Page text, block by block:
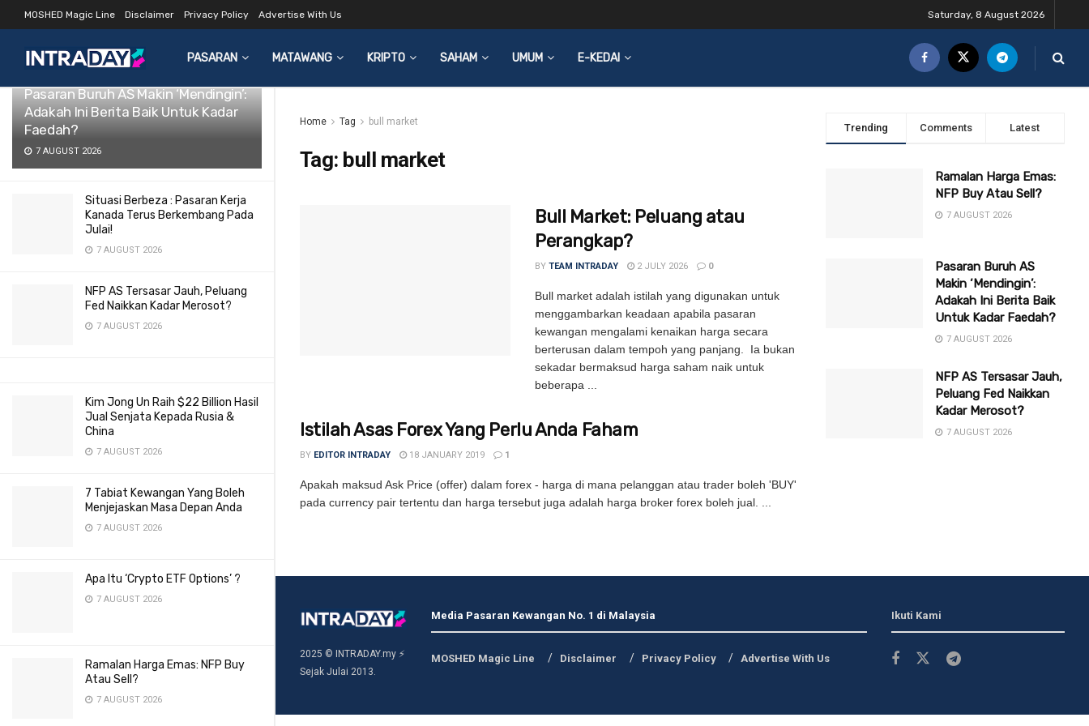
LATEST TRENDING Filter
Pasaran Buruh AS Makin ‘Mendingin’:
Adakah Ini Berita Baik Untuk Kadar
Faedah?
7 AUGUST 2026
Situasi Berbeza : Pasaran Kerja
Kanada Terus Berkembang Pada
Julai!
7 AUGUST 2026
NFP AS Tersasar Jauh, Peluang
Fed Naikkan Kadar Merosot?
7 AUGUST 2026
Kim Jong Un Raih $22 Billion Hasil
Jual Senjata Kepada Rusia &
China
7 AUGUST 2026
7 Tabiat Kewangan Yang Boleh
Menjejaskan Masa Depan Anda
7 AUGUST 2026
Apa Itu ‘Crypto ETF Options’ ?
7 AUGUST 2026
Ramalan Harga Emas: NFP Buy
Atau Sell?
7 AUGUST 2026
MOSHED Magic Line Disclaimer Privacy Policy Advertise With Us Saturday, 8 August 2026
PASARAN MATAWANG KRIPTO SAHAM UMUM E-KEDAI
Home Tag bull market
Tag: bull market
Bull Market: Peluang atau
Perangkap?
BY TEAM INTRADAY 2 JULY 2026 0
Bull market adalah istilah yang digunakan untuk
menggambarkan keadaan apabila pasaran
kewangan mengalami kenaikan harga secara
berterusan dalam tempoh yang panjang. Ia bukan
sekadar bermaksud harga saham naik untuk
beberapa ...
Istilah Asas Forex Yang Perlu Anda Faham
BY EDITOR INTRADAY 18 JANUARY 2019 1
Apakah maksud Ask Price (offer) dalam forex - harga di mana pelanggan atau trader boleh 'BUY'
pada currency pair tertentu dan harga tersebut juga adalah harga broker forex boleh jual. ...
Trending Comments Latest
Ramalan Harga Emas:
NFP Buy Atau Sell?
7 AUGUST 2026
Pasaran Buruh AS
Makin ‘Mendingin’:
Adakah Ini Berita Baik
Untuk Kadar Faedah?
7 AUGUST 2026
NFP AS Tersasar Jauh,
Peluang Fed Naikkan
Kadar Merosot?
7 AUGUST 2026
2025 © INTRADAY.my ⚡
Sejak Julai 2013.
Media Pasaran Kewangan No. 1 di Malaysia
MOSHED Magic Line Disclaimer Privacy Policy Advertise With Us
Ikuti Kami